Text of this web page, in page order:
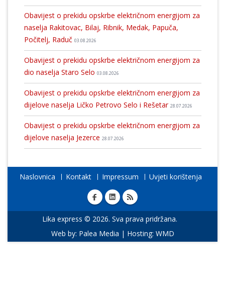
Obavijest o prekidu opskrbe električnom energijom za
naselja Rakitovac, Bilaj, Ribnik, Medak, Papuča,
Počitelj, Raduč 03.08.2026
Obavijest o prekidu opskrbe električnom energijom za
dio naselja Staro Selo 03.08.2026
Obavijest o prekidu opskrbe električnom energijom za
dijelove naselja Ličko Petrovo Selo i Rešetar 28.07.2026
Obavijest o prekidu opskrbe električnom energijom za
dijelove naselja Jezerce 28.07.2026
Naslovnica Kontakt Impressum Uvjeti korištenja
Lika express © 2026. Sva prava pridržana.
Web by: Palea Media | Hosting: WMD